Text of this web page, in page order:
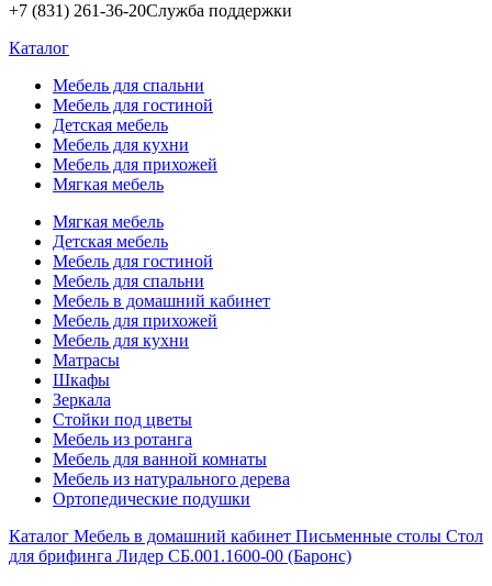
+7 (831) 261-36-20Служба поддержки
Каталог
Мебель для спальни
Мебель для гостиной
Детская мебель
Мебель для кухни
Мебель для прихожей
Мягкая мебель
Мягкая мебель
Детская мебель
Мебель для гостиной
Мебель для спальни
Мебель в домашний кабинет
Мебель для прихожей
Мебель для кухни
Матрасы
Шкафы
Зеркала
Стойки под цветы
Мебель из ротанга
Мебель для ванной комнаты
Мебель из натурального дерева
Ортопедические подушки
Каталог Мебель в домашний кабинет Письменные столы Стол
для брифинга Лидер СБ.001.1600-00 (Баронс)